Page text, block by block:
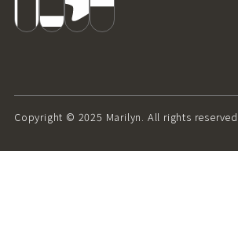
Copyright © 2025 Marilyn. All rights